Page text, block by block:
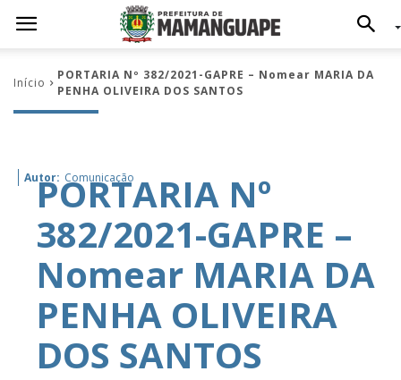
Início
PORTARIA Nº 382/2021-GAPRE – Nomear MARIA DA
PENHA OLIVEIRA DOS SANTOS
Autor: Comunicação
PORTARIA Nº
382/2021-GAPRE –
Nomear MARIA DA
PENHA OLIVEIRA
DOS SANTOS